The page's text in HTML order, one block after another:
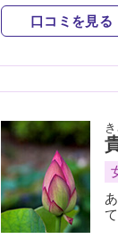
人形供養 魂入
口コミを見る